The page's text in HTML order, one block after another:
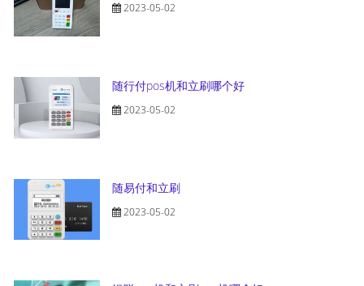
2023-05-02
随行付pos机和立刷哪个好
2023-05-02
随易付和立刷
2023-05-02